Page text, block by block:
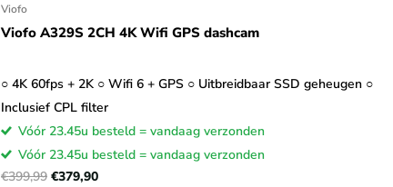
Viofo
Viofo A329S 2CH 4K Wifi GPS dashcam
○ 4K 60fps + 2K ○ Wifi 6 + GPS ○ Uitbreidbaar SSD geheugen ○
Inclusief CPL filter
Vóór 23.45u besteld = vandaag verzonden
Vóór 23.45u besteld = vandaag verzonden
€399,99 €379,90